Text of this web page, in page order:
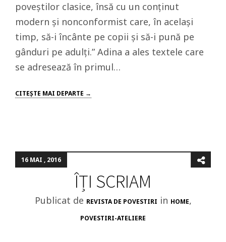
poveștilor clasice, însă cu un conținut
modern și nonconformist care, în același
timp, să-i încânte pe copii și să-i pună pe
gânduri pe adulți.” Adina a ales textele care
se adresează în primul…
CITEŞTE MAI DEPARTE →
16 MAI , 2016
ÎȚI SCRIAM
Publicat de REVISTA DE POVESTIRI in HOME,
POVESTIRI-ATELIERE